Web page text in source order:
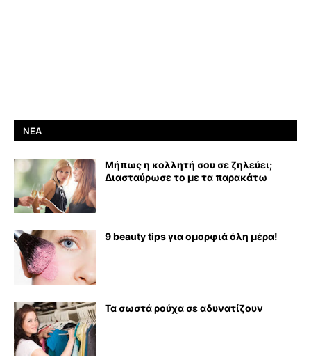
ΝΈΑ
Μήπως η κολλητή σου σε ζηλεύει;
Διασταύρωσε το με τα παρακάτω
9 beauty tips για ομορφιά όλη μέρα!
Τα σωστά ρούχα σε αδυνατίζουν